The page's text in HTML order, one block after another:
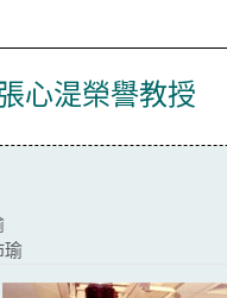
心湜榮譽教授
瑜